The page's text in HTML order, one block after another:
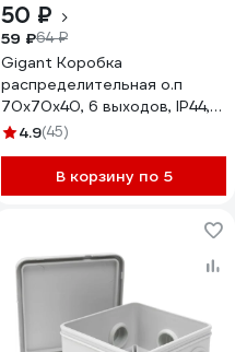
50 ₽
59 ₽64 ₽
Gigant Коробка
распределительная о.п
70х70х40, 6 выходов, IP44,
44056-1GI
4.9(45)
В корзину по 5